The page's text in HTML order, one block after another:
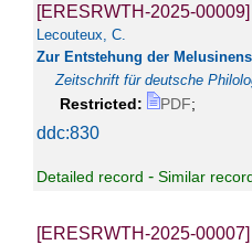
[ERESRWTH-2025-00009]
Lecouteux, C.
Zur Entstehung der
Zeitschrift für deutsche
Restricted: PDF;
ddc:830
Detailed record - Similar
[ERESRWTH-2025-00007]